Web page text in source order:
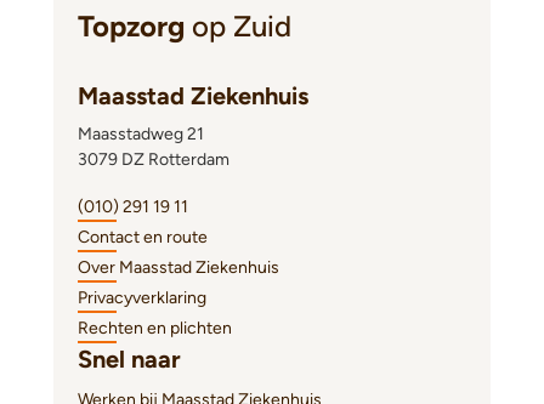
Topzorg op Zuid
Maasstad Ziekenhuis
Maasstadweg 21
3079 DZ Rotterdam
(010) 291 19 11
Contact en route
Over Maasstad Ziekenhuis
Privacyverklaring
Rechten en plichten
Snel naar
Werken bij Maasstad Ziekenhuis